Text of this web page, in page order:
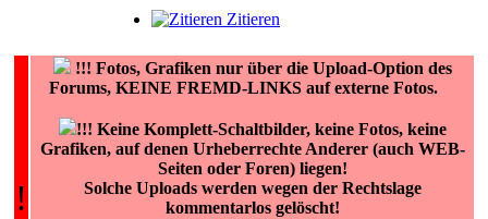
Zitieren
!
!!! Fotos, Grafiken nur über die Upload-Option des
Forums, KEINE FREMD-LINKS auf externe Fotos.
!!! Keine Komplett-Schaltbilder, keine Fotos, keine
Grafiken, auf denen Urheberrechte Anderer (auch WEB-
Seiten oder Foren) liegen!
Solche Uploads werden wegen der Rechtslage
kommentarlos gelöscht!